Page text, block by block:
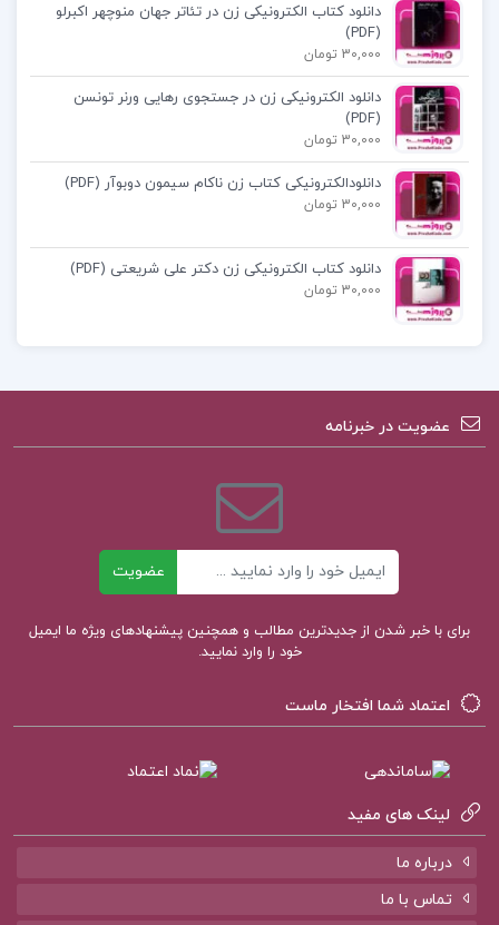
دانلود کتاب آمار و احتمالات مقدماتی دکتر جواد
بهبودیان
دانلود پی دی اف کتاب آمار و احتمال مقدماتی جواد
بهبودیان PDF
کتاب پیشنهادی پروژه کده
انگلیسی سعید عنایت پور
دانلود پی دی اف کتاب زنان زیرک سمیرا ساجدی
جلد اول
دانلود کتاب الکترونیکی زن در تئاتر جهان منوچهر اکبرلو
(PDF)
30,000 تومان
دانلود الکترونیکی زن در جستجوی رهایی ورنر تونسن
(PDF)
30,000 تومان
دانلودالکترونیکی کتاب زن ناکام سیمون دوبوآر (PDF)
30,000 تومان
دانلود کتاب الکترونیکی زن دکتر علی شریعتی (PDF)
30,000 تومان
عضویت در خبرنامه
عضویت
برای با خبر شدن از جدیدترین مطالب و همچنین پیشنهادهای ویژه ما ایمیل
خود را وارد نمایید.
اعتماد شما افتخار ماست
لینک های مفید
درباره ما
تماس با ما